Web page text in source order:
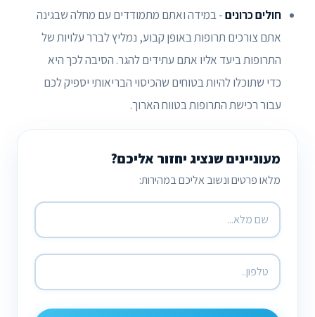
חולים כרונים- במידה ואתם מתמודדים עם מחלה שבגינה
אתם צורכים תרופות באופן קבוע, נמליץ לברר עלויות של
התרופות ביעד אליו אתם עתידים להגר. הסיבה לכך היא
כדי שתוכלו להיות בטוחים שהכיסוי הבריאותי יספיק לכם
עבור רכישת התרופות בטווח הארוך.
מעוניינים שנציג יחזור אליכם?
מלאו פרטים ונשוב אליכם במהירות: